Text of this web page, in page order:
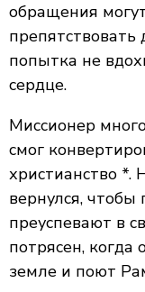
обращения
препятствовать
попытка не
сердце.
Миссионер
смог
христианство *.
вернулся, чтобы
преуспевают в
потрясен, когда
земле и поют